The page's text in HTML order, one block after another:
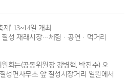
’ 13~14일 개최
칠성 재래시장…체험·공연·먹거리
회는(공동위원장 강병혁, 박진수) 오
성면사무소 앞 칠성시장거리 일원에서